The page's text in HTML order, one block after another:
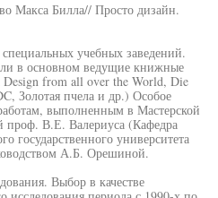
Макса Билла// Просто дизайн.
учебных заведений.
в основном ведущие книжные
Design from all over the World, Die
Золотая пчела и др.) Особое
выполненным в Мастерской
В.Е. Валериуса (Кафедра
университета
А.Б. Орешиной.
Выбор в качестве